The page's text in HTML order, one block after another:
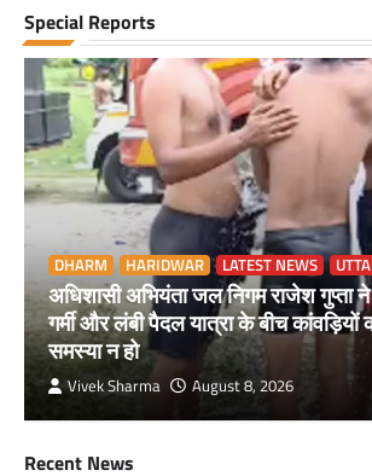
Special Reports
DHARM HARIDWAR LATEST NEWS
अधिशासी अभियंता जल निगम राजेश गुप्ता ने
गर्मी और लंबी पैदल यात्रा के बीच
समस्या न हो
Vivek Sharma August 8, 2026
Recent News